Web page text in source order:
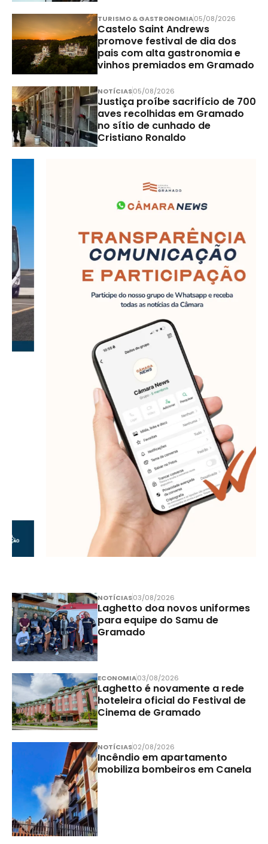
TURISMO & GASTRONOMIA05/08/2026
Castelo Saint Andrews
promove festival de dia dos
pais com alta gastronomia e
vinhos premiados em Gramado
NOTÍCIAS05/08/2026
Justiça proíbe sacrifício de 700
aves recolhidas em Gramado
no sítio de cunhado de
Cristiano Ronaldo
NOTÍCIAS03/08/2026
Laghetto doa novos uniformes
para equipe do Samu de
Gramado
ECONOMIA03/08/2026
Laghetto é novamente a rede
hoteleira oficial do Festival de
Cinema de Gramado
NOTÍCIAS02/08/2026
Incêndio em apartamento
mobiliza bombeiros em Canela